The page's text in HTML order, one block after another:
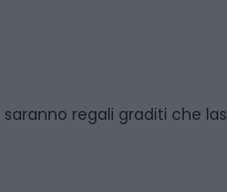
saranno regali graditi che